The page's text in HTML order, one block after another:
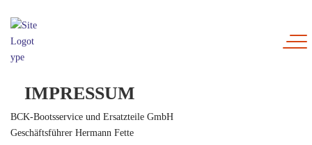
IMPRESSUM
BCK-Bootsservice und Ersatzteile GmbH
Geschäftsführer Hermann Fette